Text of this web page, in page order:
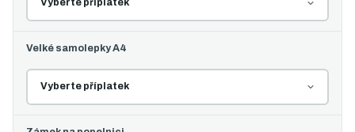
Velké samolepky A4